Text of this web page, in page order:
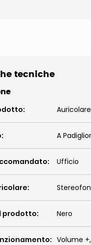
tecniche
: Auricolare
: A
: Ufficio
:
prodotto: Nero
: Volume